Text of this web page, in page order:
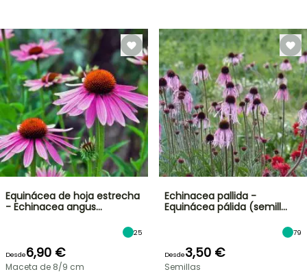
Equinácea de hoja estrecha
- Echinacea angus…
25
Desde6,90 €
Maceta de 8/9 cm
Echinacea pallida -
Equinácea pálida (semill…
79
Desde3,50 €
Semillas